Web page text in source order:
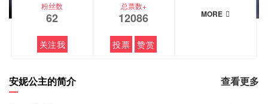
粉丝数
62
关注我
总票数+
12086
投票 赞赏
MORE
安妮公主的简介 查看更多